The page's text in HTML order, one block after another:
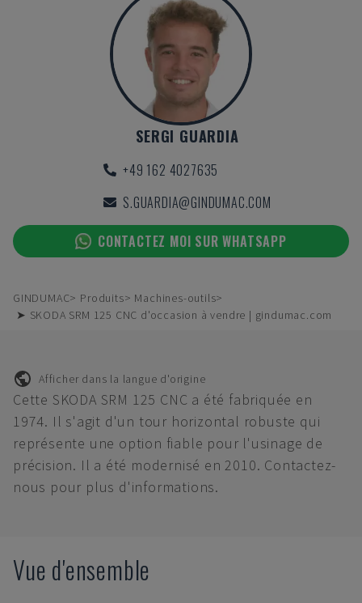
SERGI GUARDIA
+49 162 4027635
S.GUARDIA@GINDUMAC.COM
CONTACTEZ MOI SUR WHATSAPP
GINDUMAC Produits
Machines-outils
➤ SKODA SRM 125 CNC d'occasion à vendre | gindumac.com
Afficher dans la langue d'origine
Cette SKODA SRM 125 CNC a été fabriquée en
1974. Il s'agit d'un tour horizontal robuste qui
représente une option fiable pour l'usinage de
précision. Il a été modernisé en 2010. Contactez-
nous pour plus d'informations.
Vue d'ensemble